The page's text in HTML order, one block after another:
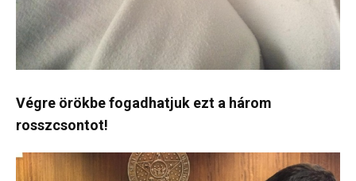
Végre örökbe fogadhatjuk ezt a három
rosszcsontot!